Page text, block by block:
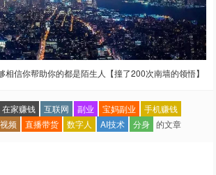
相信你帮助你的都是陌生人【撞了200次南墙的领悟】
在家赚钱 互联网 副业 宝妈副业
手机赚钱
频 直播带货 数字人 AI技术 分身 的文章